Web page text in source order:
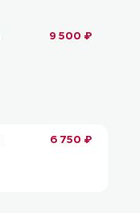
9 500 ₽
6 750 ₽